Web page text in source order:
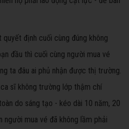
định cuối cùng đúng không
đầu thì cuối cùng người mua vé
ta đâu ai phủ nhận được thị trường.
sĩ không trường lớp thậm chí
do sáng tạo - kéo dài 10 năm, 20
người mua vé đã không lầm phải